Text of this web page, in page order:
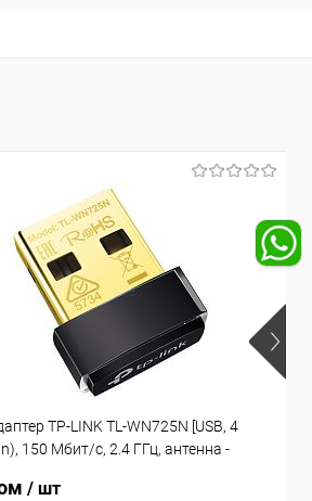
TP-LINK TL-WN725N [USB, 4
150 Мбит/с, 2.4 ГГц, антенна -
/ шт